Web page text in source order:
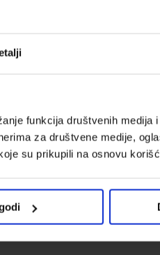
funkcija društvenih medija
za društvene medije,
su prikupili na osnovu